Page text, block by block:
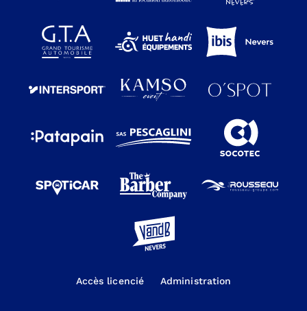
Accès licencié Administration